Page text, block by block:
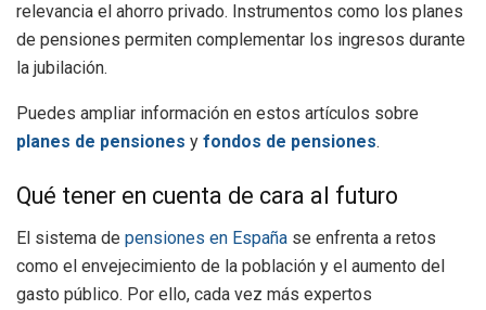
relevancia el ahorro privado. Instrumentos como los planes
de pensiones permiten complementar los ingresos durante
la jubilación.
Puedes ampliar información en estos artículos sobre
planes de pensiones y fondos de pensiones.
Qué tener en cuenta de cara al futuro
El sistema de pensiones en España se enfrenta a retos
como el envejecimiento de la población y el aumento del
gasto público. Por ello, cada vez más expertos